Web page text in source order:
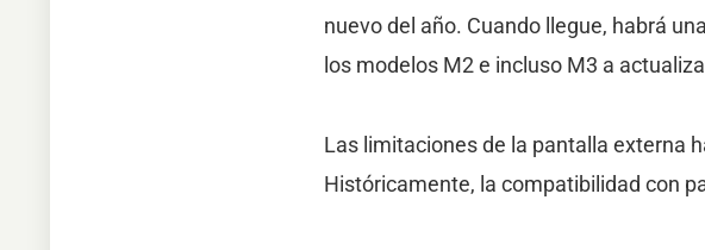
nuevo del año. Cuando llegue, habrá
los modelos M2 e incluso M3 a
Las limitaciones de la pantalla externa
Históricamente, la compatibilidad con